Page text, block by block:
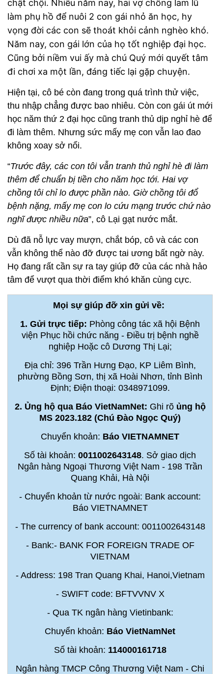
chật chội. Nhiều năm nay, hai vợ chồng lam lũ
làm phụ hồ để nuôi 2 con gái nhỏ ăn học, hy
vọng đời các con sẽ thoát khỏi cảnh nghèo khó.
Năm nay, con gái lớn của họ tốt nghiệp đại học.
Cũng bởi niềm vui ấy mà chú Quý mới quyết tâm
đi chơi xa một lần, đáng tiếc lại gặp chuyện.
Hiện tại, cô bé còn đang trong quá trình thử việc,
thu nhập chẳng được bao nhiêu. Còn con gái út mới
học năm thứ 2 đại học cũng tranh thủ dịp nghỉ hè để
đi làm thêm. Nhưng sức mấy mẹ con vẫn lao đao
không xoay sở nổi.
“Trước đây, các con tôi vẫn tranh thủ nghỉ hè đi làm
thêm để chuẩn bị tiền cho năm học tới. Hai vợ
chồng tôi chỉ lo được phần nào. Giờ chồng tôi đổ
bệnh nặng, mấy mẹ con lo cứu mạng trước chứ nào
nghĩ được nhiều nữa”, cô Lại gạt nước mắt.
Dù đã nỗ lực vay mượn, chắt bóp, cô và các con
vẫn không thể nào đỡ được tai ương bất ngờ này.
Họ đang rất cần sự ra tay giúp đỡ của các nhà hảo
tâm để vượt qua thời điểm khó khăn cùng cực.
Mọi sự giúp đỡ xin gửi về:
1. Gửi trực tiếp: Phòng công tác xã hội Bệnh
viện Phục hồi chức năng - Điều trị bệnh nghề
nghiệp Hoặc cô Dương Thị Lại;
Địa chỉ: 396 Trần Hưng Đạo, KP Liêm Bình,
phường Bồng Sơn, thị xã Hoài Nhơn, tỉnh Bình
Định; Điện thoại: 0348971099.
2. Ủng hộ qua Báo VietNamNet: Ghi rõ ủng hộ
MS 2023.182 (Chú Đào Ngọc Quý)
Chuyển khoản: Báo VIETNAMNET
Số tài khoản: 0011002643148. Sở giao dịch
Ngân hàng Ngoại Thương Việt Nam - 198 Trần
Quang Khải, Hà Nội
- Chuyển khoản từ nước ngoài: Bank account:
Báo VIETNAMNET
- The currency of bank account: 0011002643148
- Bank:- BANK FOR FOREIGN TRADE OF
VIETNAM
- Address: 198 Tran Quang Khai, Hanoi,Vietnam
- SWIFT code: BFTVVNV X
- Qua TK ngân hàng Vietinbank:
Chuyển khoản: Báo VietNamNet
Số tài khoản: 114000161718
Ngân hàng TMCP Công Thương Việt Nam - Chi